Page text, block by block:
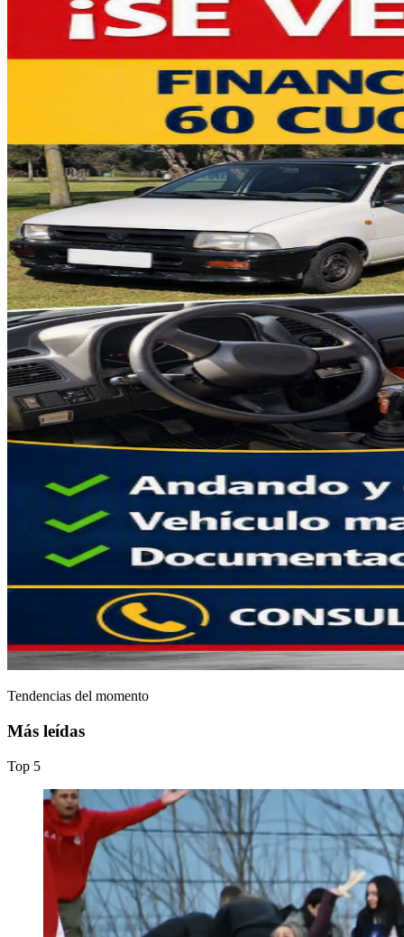
Tendencias del momento
Más leídas
Top 5